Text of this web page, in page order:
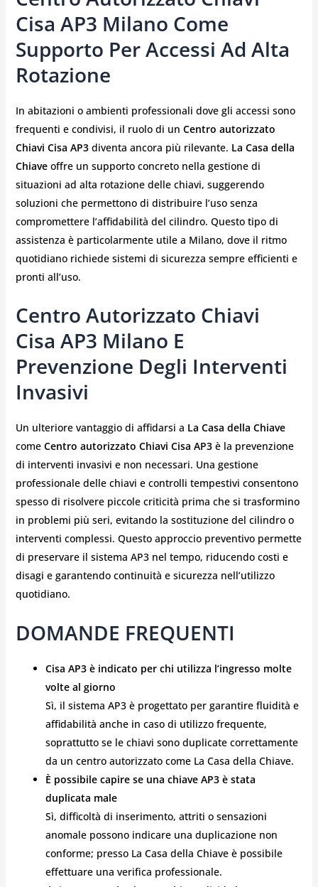
Cisa AP3 Milano Come
Supporto Per Accessi Ad Alta
Rotazione
In abitazioni o ambienti professionali dove gli accessi sono
frequenti e condivisi, il ruolo di un Centro autorizzato
Chiavi Cisa AP3diventa ancora più rilevante. La Casa della
Chiaveoffre un supporto concreto nella gestione di
situazioni ad alta rotazione delle chiavi, suggerendo
soluzioni che permettono di distribuire l’uso senza
compromettere l’affidabilità del cilindro. Questo tipo di
assistenza è particolarmente utile a Milano, dove il ritmo
quotidiano richiede sistemi di sicurezza sempre efficienti e
pronti all’uso.
Centro Autorizzato Chiavi
Cisa AP3 Milano E
Prevenzione Degli Interventi
Invasivi
Un ulteriore vantaggio di affidarsi a La Casa della Chiave
come Centro autorizzato Chiavi Cisa AP3è la prevenzione
di interventi invasivi e non necessari. Una gestione
professionale delle chiavi e controlli tempestivi consentono
spesso di risolvere piccole criticità prima che si trasformino
in problemi più seri, evitando la sostituzione del cilindro o
interventi complessi. Questo approccio preventivo permette
di preservare il sistema AP3 nel tempo, riducendo costi e
disagi e garantendo continuità e sicurezza nell’utilizzo
quotidiano.
DOMANDE FREQUENTI
Cisa AP3 è indicato per chi utilizza l’ingresso molte
volte al giorno
Sì, il sistema AP3 è progettato per garantire fluidità e
affidabilità anche in caso di utilizzo frequente,
soprattutto se le chiavi sono duplicate correttamente
da un centro autorizzato come La Casa della Chiave.
È possibile capire se una chiave AP3 è stata
duplicata male
Sì, difficoltà di inserimento, attriti o sensazioni
anomale possono indicare una duplicazione non
conforme; presso La Casa della Chiave è possibile
effettuare una verifica professionale.